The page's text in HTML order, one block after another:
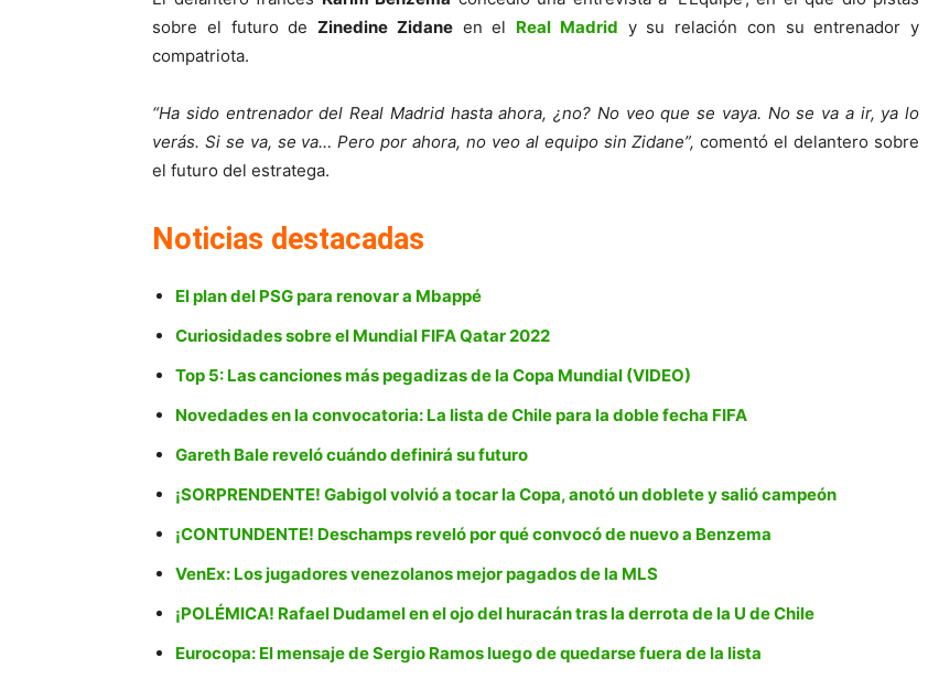
sobre el futuro de Zinedine Zidaneen el Real Madrid y su relación con su entrenador y
compatriota.
“Ha sido entrenador del Real Madrid hasta ahora, ¿no? No veo que se vaya. No se va a ir, ya lo
verás. Si se va, se va… Pero por ahora, no veo al equipo sin Zidane”, comentó el delantero sobre
el futuro del estratega.
Noticias destacadas
El plan del PSG para renovar a Mbappé
Curiosidades sobre el Mundial FIFA Qatar 2022
Top 5: Las canciones más pegadizas de la Copa Mundial (VIDEO)
Novedades en la convocatoria: La lista de Chile para la doble fecha FIFA
Gareth Bale reveló cuándo definirá su futuro
¡SORPRENDENTE! Gabigol volvió a tocar la Copa, anotó un doblete y salió campeón
¡CONTUNDENTE! Deschamps reveló por qué convocó de nuevo a Benzema
VenEx: Los jugadores venezolanos mejor pagados de la MLS
¡POLÉMICA! Rafael Dudamel en el ojo del huracán tras la derrota de la U de Chile
Eurocopa: El mensaje de Sergio Ramos luego de quedarse fuera de la lista